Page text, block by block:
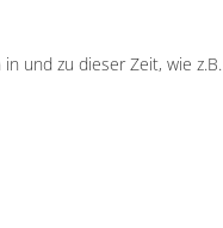
und zu dieser Zeit, wie z.B.